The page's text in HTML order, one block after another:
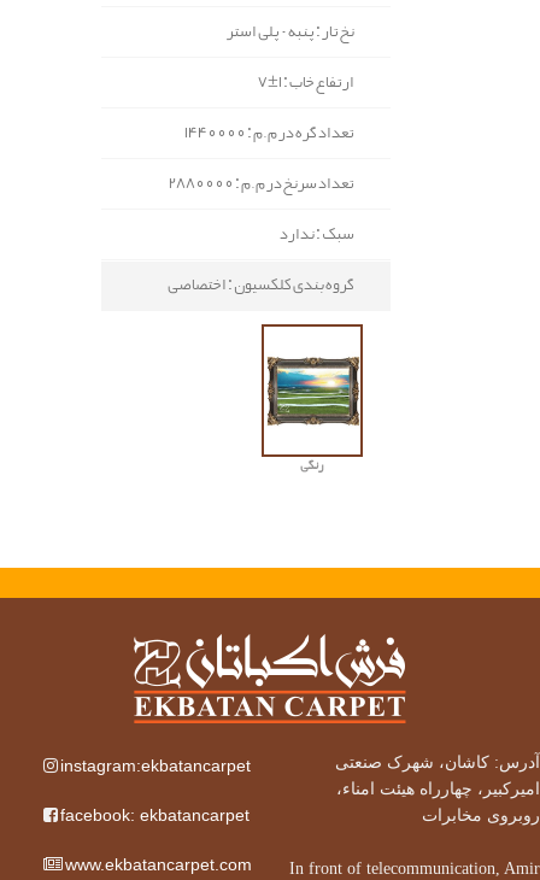
نخ تار : پنبه - پلی استر
ارتفاع خاب : 1±7
تعداد گره در م.م : 1440000
تعداد سرنخ در م.م : 2880000
سبک : ندارد
گروه بندی کلکسیون : اختصاصی
رنگی
آدرس: کاشان، شهرک صنعتی
امیرکبیر، چهارراه هیئت امناء،
روبروی مخابرات
In front of telecommunication, Amir
instagram:ekbatancarpet
facebook: ekbatancarpet
www.ekbatancarpet.com